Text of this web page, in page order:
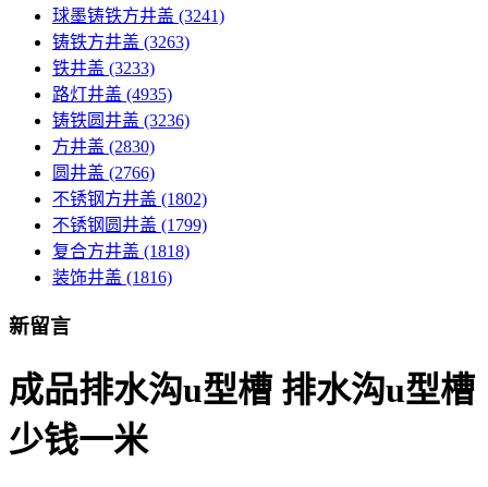
球墨铸铁方井盖 (3241)
铸铁方井盖 (3263)
铁井盖 (3233)
路灯井盖 (4935)
铸铁圆井盖 (3236)
方井盖 (2830)
圆井盖 (2766)
不锈钢方井盖 (1802)
不锈钢圆井盖 (1799)
复合方井盖 (1818)
装饰井盖 (1816)
新留言
成品排水沟u型槽 排水沟u型槽
少钱一米